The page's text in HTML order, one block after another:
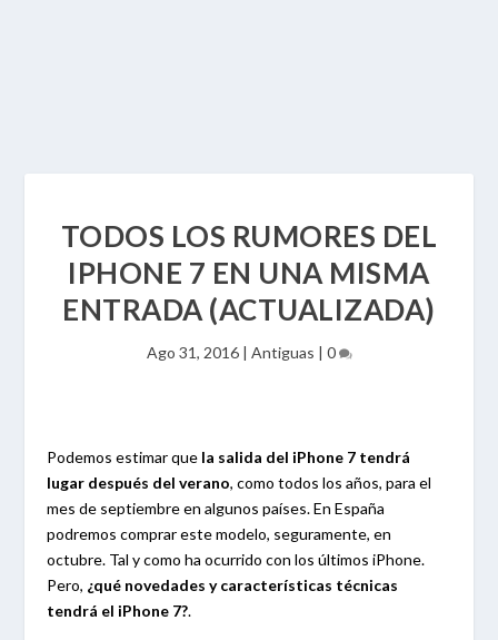
TODOS LOS RUMORES DEL
IPHONE 7 EN UNA MISMA
ENTRADA (ACTUALIZADA)
Ago 31, 2016| Antiguas | 0
Podemos estimar que la salida del iPhone 7 tendrá
lugar después del verano, como todos los años, para el
mes de septiembre en algunos países. En España
podremos comprar este modelo, seguramente, en
octubre. Tal y como ha ocurrido con los últimos iPhone.
Pero, ¿qué novedades y características técnicas
tendrá el iPhone 7?.